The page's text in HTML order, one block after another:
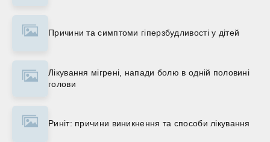
Причини та симптоми гіперзбудливості у дітей
Лікування мігрені, напади болю в одній половині
голови
Риніт: причини виникнення та способи лікування